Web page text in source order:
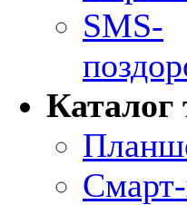
SMS-
Каталог